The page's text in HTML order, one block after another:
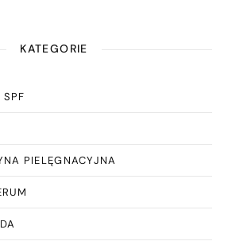
KATEGORIE
SPF
PIELĘGNACYJNA